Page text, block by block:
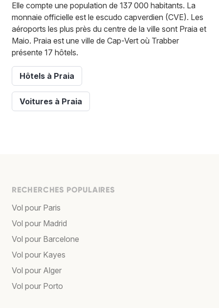
Elle compte une population de 137 000 habitants. La
monnaie officielle est le escudo capverdien (CVE). Les
aéroports les plus près du centre de la ville sont Praia et
Maio. Praia est une ville de Cap-Vert où Trabber
présente 17 hôtels.
Hôtels à Praia
Voitures à Praia
RECHERCHES POPULAIRES
Vol pour Paris
Vol pour Madrid
Vol pour Barcelone
Vol pour Kayes
Vol pour Alger
Vol pour Porto